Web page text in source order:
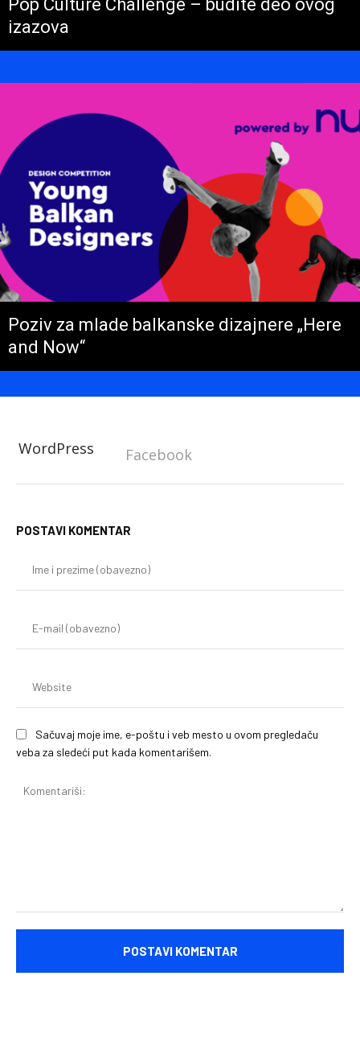
Pop Culture Challenge – budite deo ovog
izazova
Poziv za mlade balkanske dizajnere „Here
and Now“
WordPress Facebook
POSTAVI KOMENTAR
Sačuvaj moje ime, e-poštu i veb mesto u ovom pregledaču
veba za sledeći put kada komentarišem.